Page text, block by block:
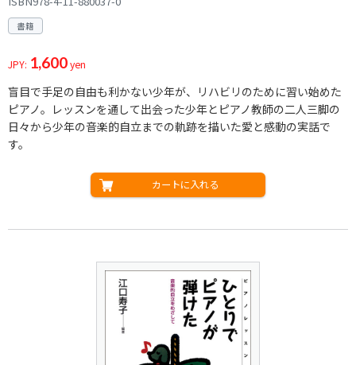
書籍
JPY: 1,600yen
盲目で手足の自由も利かない少年が、リハビリのために習い始めた
ピアノ。レッスンを通して出会った少年とピアノ教師の二人三脚の
日々から少年の音楽的自立までの軌跡を描いた愛と感動の実話で
す。
カートに入れる